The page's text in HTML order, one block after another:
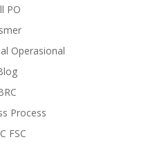
PO
Operasional
Process
FSC